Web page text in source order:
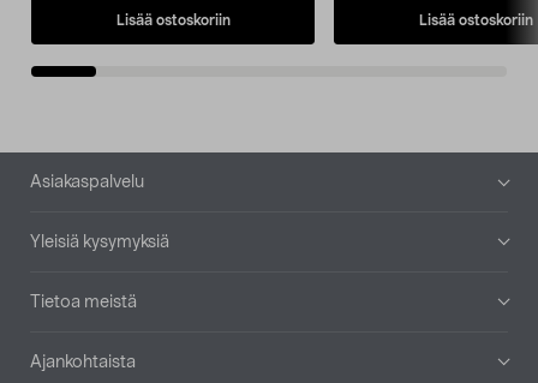
Lisää ostoskoriin Lisää ostoskoriin
Alatunniste
Asiakaspalvelu
Yleisiä kysymyksiä
Tietoa meistä
Ajankohtaista